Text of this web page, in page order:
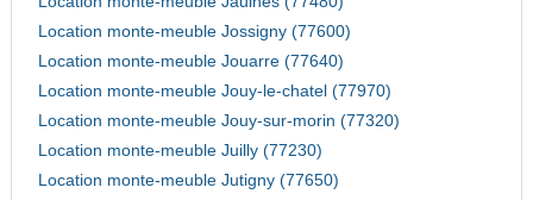
Location monte-meuble Jossigny (77600)
Location monte-meuble Jouarre (77640)
Location monte-meuble Jouy-le-chatel (77970)
Location monte-meuble Jouy-sur-morin (77320)
Location monte-meuble Juilly (77230)
Location monte-meuble Jutigny (77650)